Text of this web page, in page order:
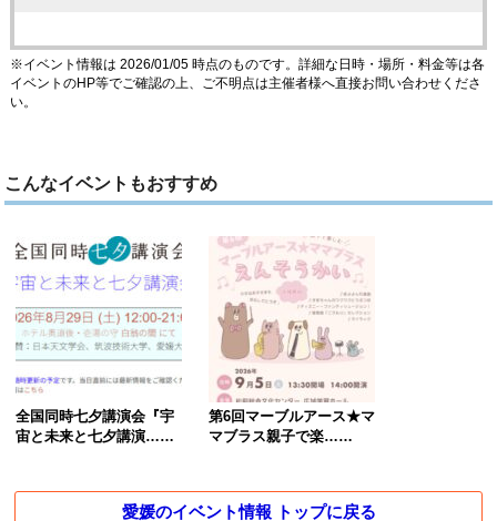
※イベント情報は 2026/01/05 時点のものです。詳細な日時・場所・料金等は各
イベントのHP等でご確認の上、ご不明点は主催者様へ直接お問い合わせくださ
い。
こんなイベントもおすすめ
全国同時七夕講演会『宇
宙と未来と七夕講演……
第6回マーブルアース★マ
マブラス親子で楽……
愛媛のイベント情報 トップに戻る